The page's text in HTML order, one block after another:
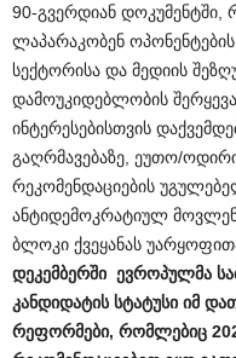
90-გვერდიან დოკუმენტში,
ლაპარაკობენ
სექტორისა და მედიის
დამოუკიდებლობის
ინტერესებისთვის
გაღრმავებაზე, ეუთო/
რეკომენდაციების
ანტიდემოკრატიულ
ბლოკი ქვეყანას
დეკემბერში ევროპულმა
კანდიდატის სტატუსი იმ
რეფორმები, რომლებიც